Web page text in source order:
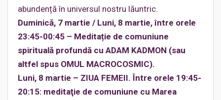
abundență în universul nostru lăuntric.
Duminică, 7 martie / Luni, 8 martie, între orele
23:45-00:45 – Meditație de comuniune
spirituală profundă cu ADAM KADMON (sau
altfel spus OMUL MACROCOSMIC).
Luni, 8 martie – ZIUA FEMEII. Între orele 19:45-
20:15: meditaţie de comuniune cu Marea